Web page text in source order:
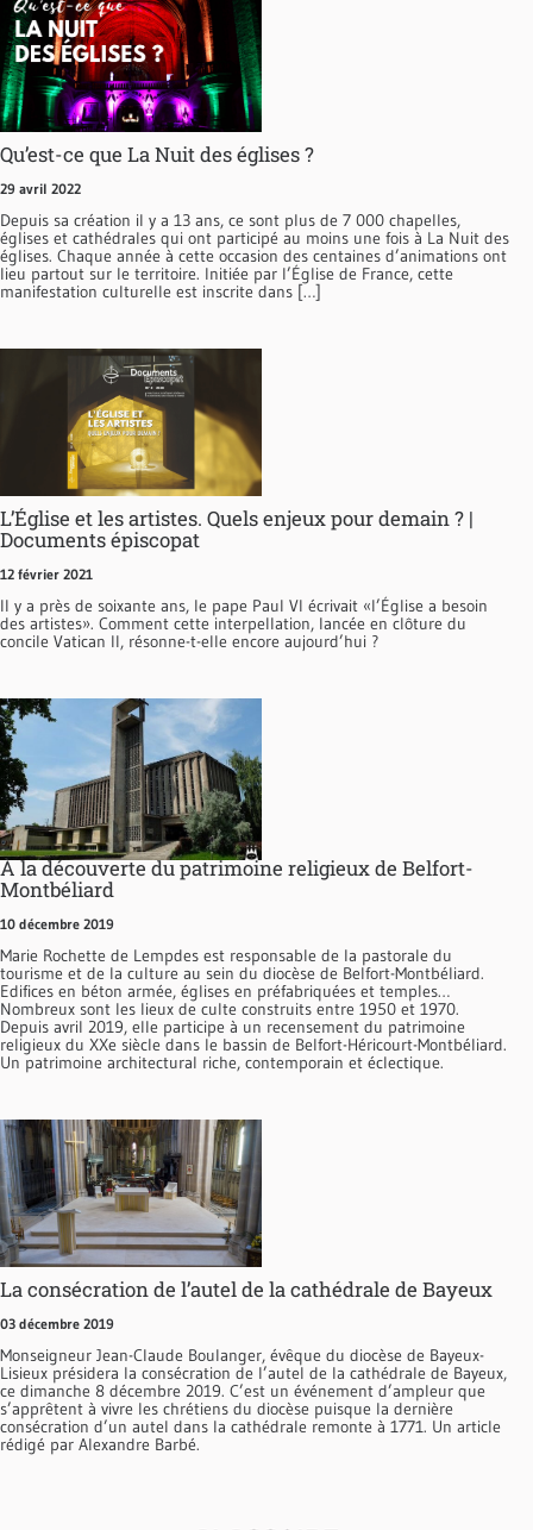
Qu’est-ce que La Nuit des églises ?
29 avril 2022
Depuis sa création il y a 13 ans, ce sont plus de 7 000 chapelles,
églises et cathédrales qui ont participé au moins une fois à La Nuit des
églises. Chaque année à cette occasion des centaines d’animations ont
lieu partout sur le territoire. Initiée par l’Église de France, cette
manifestation culturelle est inscrite dans […]
L’Église et les artistes. Quels enjeux pour demain ? |
Documents épiscopat
12 février 2021
Il y a près de soixante ans, le pape Paul VI écrivait «l’Église a besoin
des artistes». Comment cette interpellation, lancée en clôture du
concile Vatican II, résonne-t-elle encore aujourd’hui ?
À la découverte du patrimoine religieux de Belfort-
Montbéliard
10 décembre 2019
Marie Rochette de Lempdes est responsable de la pastorale du
tourisme et de la culture au sein du diocèse de Belfort-Montbéliard.
Edifices en béton armée, églises en préfabriquées et temples…
Nombreux sont les lieux de culte construits entre 1950 et 1970.
Depuis avril 2019, elle participe à un recensement du patrimoine
religieux du XXe siècle dans le bassin de Belfort-Héricourt-Montbéliard.
Un patrimoine architectural riche, contemporain et éclectique.
La consécration de l’autel de la cathédrale de Bayeux
03 décembre 2019
Monseigneur Jean-Claude Boulanger, évêque du diocèse de Bayeux-
Lisieux présidera la consécration de l’autel de la cathédrale de Bayeux,
ce dimanche 8 décembre 2019. C’est un événement d’ampleur que
s’apprêtent à vivre les chrétiens du diocèse puisque la dernière
consécration d’un autel dans la cathédrale remonte à 1771. Un article
rédigé par Alexandre Barbé.